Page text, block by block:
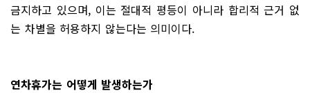
금지하고 있으며, 이는 절대적 평등이 아니라 합리적 근거 없
는 차별을 허용하지 않는다는 의미이다.
연차휴가는 어떻게 발생하는가